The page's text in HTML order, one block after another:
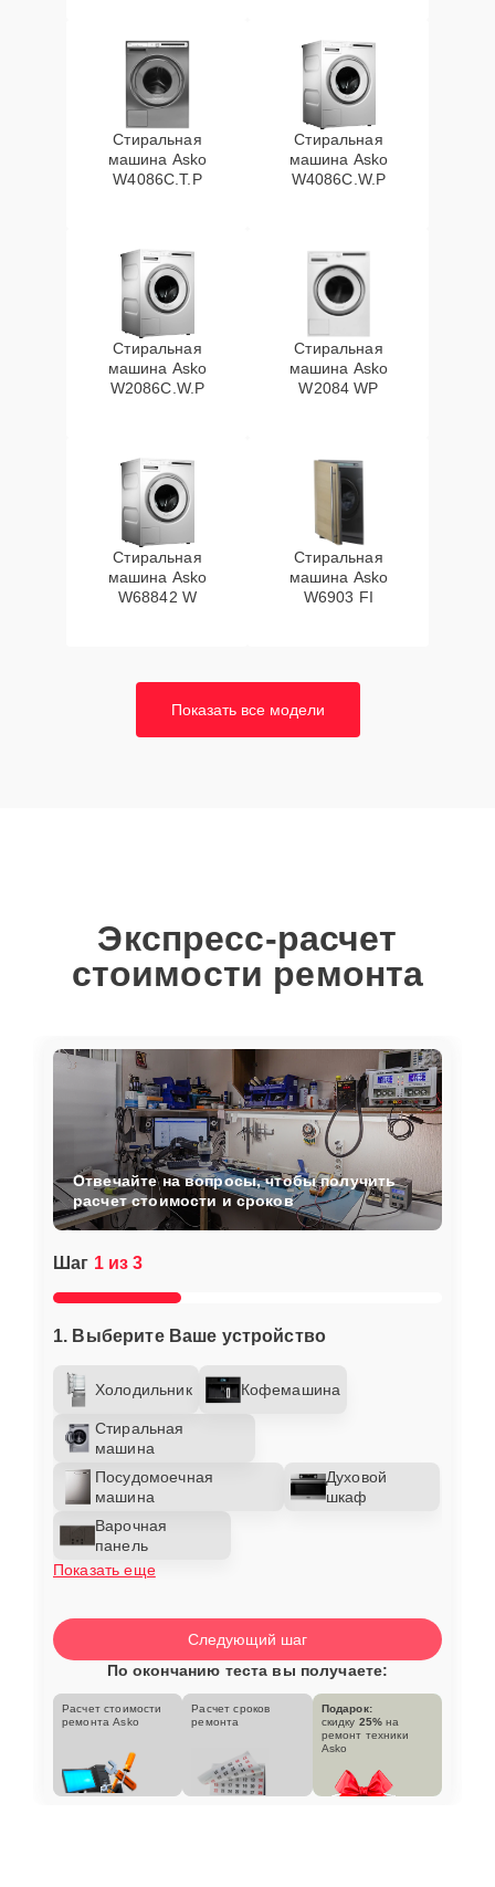
Стиральная
машина Asko
W4086C.T.P
Стиральная
машина Asko
W4086C.W.P
Стиральная
машина Asko
W2086C.W.P
Стиральная
машина Asko
W2084 WP
Стиральная
машина Asko
W68842 W
Стиральная
машина Asko
W6903 FI
Показать все модели
Экспресс-расчет
стоимости ремонта
Шаг 1 из 3
1. Выберите Ваше устройство
Холодильник Кофемашина
Стиральная
машина
Посудомоечная
машина
Духовой
шкаф
Варочная
панель
Показать еще
Отвечайте на вопросы, чтобы получить
расчет стоимости и сроков
Следующий шаг
По окончанию теста вы получаете:
Расчет стоимости
ремонта Asko
Расчет сроков
ремонта
Подарок:
скидку 25% на
ремонт техники
Asko